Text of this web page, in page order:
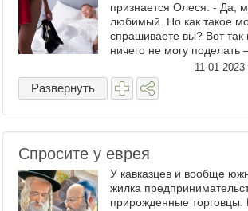
признается Олеся. - Да,
любимый. Но как такое
спрашиваете вы? Вот так
ничего не могу поделать
противиться своим
телу, фантазиям, ...
11-01-2023
Развернуть
Спросите у еврея
У кавказцев и вообще
жилка
прирожденные торговцы.